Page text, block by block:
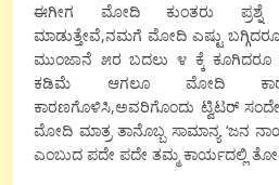
ಈಗೀಗ ಮೋದಿ ಕುಂತರು ಪ್ರಶ್ನೆ
ಮಾಡುತ್ತೇವೆ,ನಮಗೆ ಮೋದಿ ಎಷ್ಟು
ಮುಂಜಾನೆ ೫ರ ಬದಲು ೪ ಕ್ಕೆ
ಕಡಿಮೆ ಆಗಲೂ ಮೋದಿ
ಕಾರಣಗೊಳಿಸಿ,ಅವರಿಗೊಂದು ಟ್ವಿಟರ್
ಮೋದಿ ಮಾತ್ರ ತಾನೊಬ್ಬ ಸಾಮಾನ್ಯ ‘ಜನ
ಎಂಬುದ ಪದೇ ಪದೇ ತಮ್ಮ ಕಾರ್ಯದಲ್ಲಿ